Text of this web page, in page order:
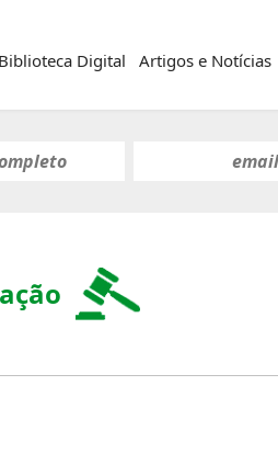
Biblioteca Digital Artigos e Notícias